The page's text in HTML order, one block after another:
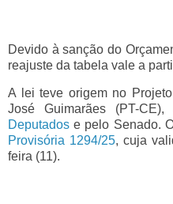
Devido à sanção do
reajuste da tabela vale a
A lei teve origem no
José Guimarães (PT-CE),
Deputados e pelo Senado.
Provisória 1294/25, cuja
feira (11).